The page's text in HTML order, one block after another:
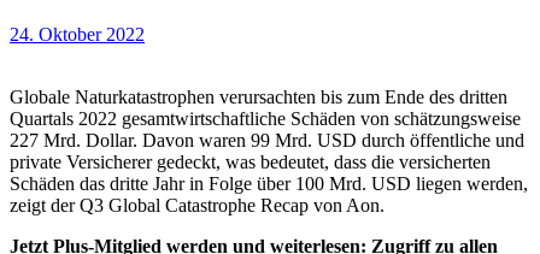
24. Oktober 2022
Globale Naturkatastrophen verursachten bis zum Ende des dritten
Quartals 2022 gesamtwirtschaftliche Schäden von schätzungsweise
227 Mrd. Dollar. Davon waren 99 Mrd. USD durch öffentliche und
private Versicherer gedeckt, was bedeutet, dass die versicherten
Schäden das dritte Jahr in Folge über 100 Mrd. USD liegen werden,
zeigt der Q3 Global Catastrophe Recap von Aon.
Jetzt Plus-Mitglied werden und weiterlesen: Zugriff zu allen